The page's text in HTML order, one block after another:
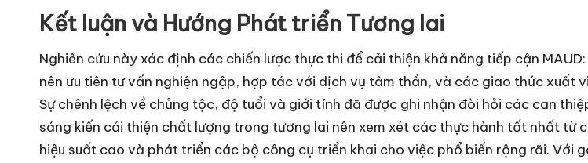
Kết luận và Hướng Phát triển Tương lai
Nghiên cứu này xác định các chiến lược thực thi để cải thiện khả năng tiếp cận
nên ưu tiên tư vấn nghiện ngập, hợp tác với dịch vụ tâm thần, và các giao thức xuất
Sự chênh lệch về chủng tộc, độ tuổi và giới tính đã được ghi nhận đòi hỏi các can
sáng kiến cải thiện chất lượng trong tương lai nên xem xét các thực hành tốt nhất từ
hiệu suất cao và phát triển các bộ công cụ triển khai cho việc phổ biến rộng rãi. Với